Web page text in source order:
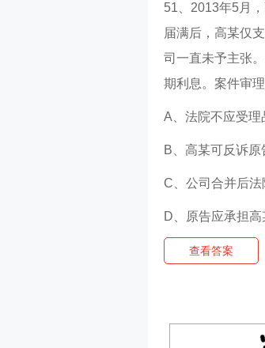
51、2013年5月
届满后，高某仅
司一直未予主张
期利息。案件审
A、法院不应受
B、高某可反诉
C、公司合并后
D、原告应承担
查看答案